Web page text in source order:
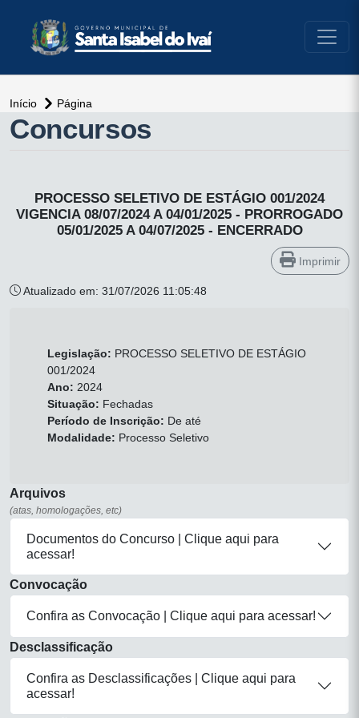
Início Página
Concursos
PROCESSO SELETIVO DE ESTÁGIO 001/2024
VIGENCIA 08/07/2024 A 04/01/2025 - PRORROGADO
05/01/2025 A 04/07/2025 - ENCERRADO
Imprimir
Atualizado em: 31/07/2026 11:05:48
Legislação: PROCESSO SELETIVO DE ESTÁGIO
001/2024
Ano: 2024
Situação: Fechadas
Período de Inscrição: De até
Modalidade: Processo Seletivo
Arquivos
(atas, homologações, etc)
Documentos do Concurso | Clique aqui para
acessar!
Convocação
Confira as Convocação | Clique aqui para acessar!
Desclassificação
Confira as Desclassificações | Clique aqui para
acessar!